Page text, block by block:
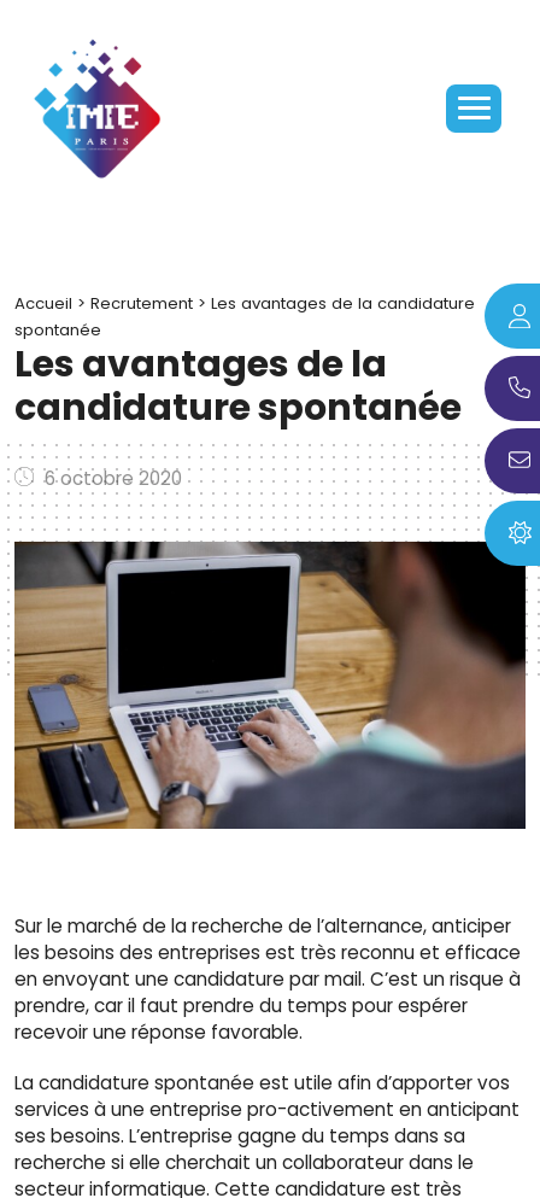
Accueil > Recrutement > Les avantages de la candidature
spontanée
Les avantages de la
candidature spontanée
6 octobre 2020
Sur le marché de la recherche de l’alternance, anticiper
les besoins des entreprises est très reconnu et efficace
en envoyant une candidature par mail. C’est un risque à
prendre, car il faut prendre du temps pour espérer
recevoir une réponse favorable.
La candidature spontanée est utile afin d’apporter vos
services à une entreprise pro-activement en anticipant
ses besoins. L’entreprise gagne du temps dans sa
recherche si elle cherchait un collaborateur dans le
secteur informatique. Cette candidature est très